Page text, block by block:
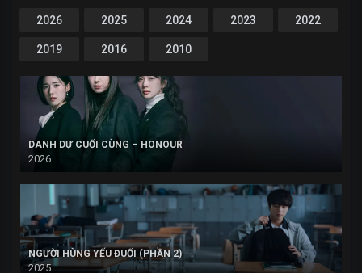
2026 2025 2024 2023 2022
2019 2016 2010
DANH DỰ CUỐI CÙNG – HONOUR
2026
NGƯỜI HÙNG YẾU ĐUỐI (PHẦN 2)
2025